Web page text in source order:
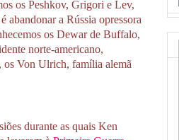
os Peshkov, Grigori e Lev,
abandonar a Rússia opressora
os Dewar de Buffalo,
norte-americano,
Von Ulrich, família alemã
durante as quais Ken